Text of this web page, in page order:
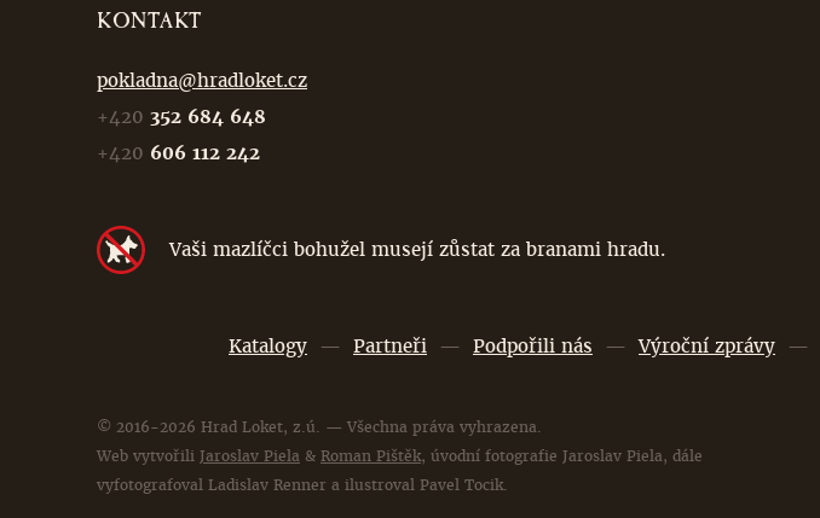
KONTAKT
pokladna@hradloket.cz
+420 352 684 648
+420 606 112 242
Vaši mazlíčci bohužel musejí zůstat za branami hradu.
Katalogy — Partneři — Podpořili nás — Výroční zprávy —
© 2016-2026 Hrad Loket, z.ú. — Všechna práva vyhrazena.
Web vytvořili Jaroslav Piela & Roman Pištěk, úvodní fotografie Jaroslav Piela, dále
vyfotografoval Ladislav Renner a ilustroval Pavel Tocik.